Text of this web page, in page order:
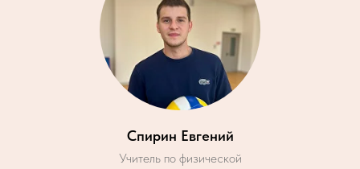
Спирин Евгений
Учитель по физической